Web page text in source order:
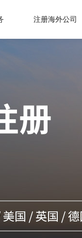
注册海外公司